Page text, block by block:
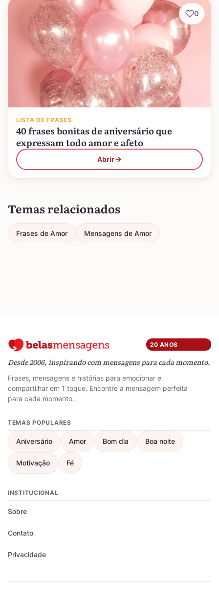
LISTA DE FRASES
40 frases bonitas de aniversário que
expressam todo amor e afeto
Abrir
0
Temas relacionados
Frases de Amor Mensagens de Amor
20 ANOS
Desde 2006, inspirando com mensagens para cada momento.
Frases, mensagens e histórias para emocionar e
compartilhar em 1 toque. Encontre a mensagem perfeita
para cada momento.
TEMAS POPULARES
Aniversário Amor Bom dia Boa noite
Motivação Fé
INSTITUCIONAL
Sobre
Contato
Privacidade